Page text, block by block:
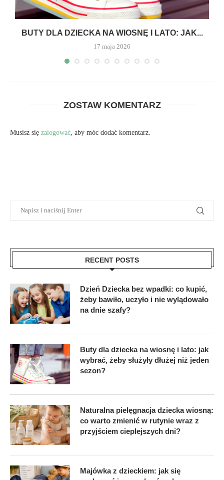
BUTY DLA DZIECKA NA WIOSNĘ I LATO: JAK...
17 maja 2026
ZOSTAW KOMENTARZ
Musisz się zalogować , aby móc dodać komentarz.
RECENT POSTS
Dzień Dziecka bez wpadki: co kupić,
żeby bawiło, uczyło i nie wylądowało
na dnie szafy?
Buty dla dziecka na wiosnę i lato: jak
wybrać, żeby służyły dłużej niż jeden
sezon?
Naturalna pielęgnacja dziecka wiosną:
co warto zmienić w rutynie wraz z
przyjściem cieplejszych dni?
Majówka z dzieckiem: jak się